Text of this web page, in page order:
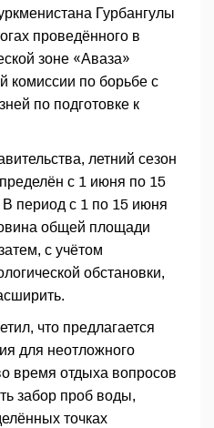
Гурбангулы
проведённого в
зоне «Аваза»
комиссии по борьбе с
по подготовке к
летний сезон
с 1 июня по 15
В период с 1 по 15 июня
общей площади
с учётом
обстановки,
что предлагается
для неотложного
время отдыха вопросов
забор проб воды,
точках